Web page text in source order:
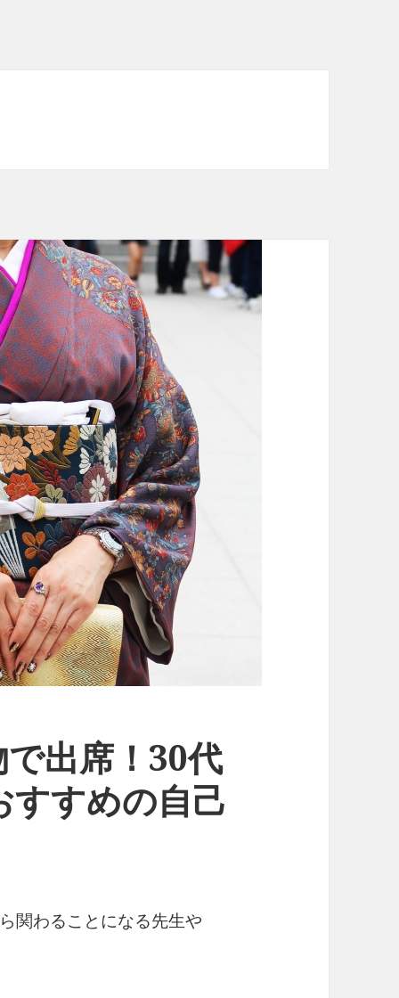
出席！30代
すめの自己
関わることになる先生や